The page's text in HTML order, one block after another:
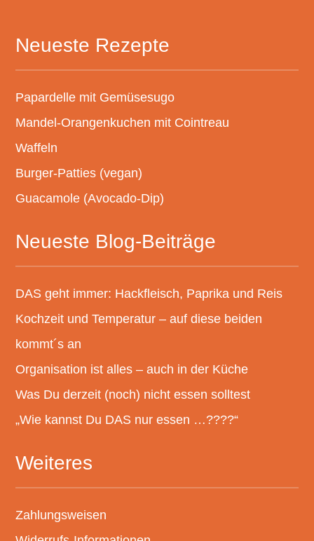
Neueste Rezepte
Papardelle mit Gemüsesugo
Mandel-Orangenkuchen mit Cointreau
Waffeln
Burger-Patties (vegan)
Guacamole (Avocado-Dip)
Neueste Blog-Beiträge
DAS geht immer: Hackfleisch, Paprika und Reis
Kochzeit und Temperatur – auf diese beiden
kommt´s an
Organisation ist alles – auch in der Küche
Was Du derzeit (noch) nicht essen solltest
„Wie kannst Du DAS nur essen …????“
Weiteres
Zahlungsweisen